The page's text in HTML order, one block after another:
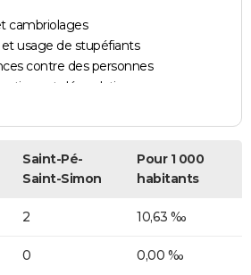
cambriolages
et usage de stupéfiants
contre des personnes
et dégradations
Saint-Pé-
Saint-Simon
Pour 1 000
habitants
2 10,63 ‰
0 0,00 ‰